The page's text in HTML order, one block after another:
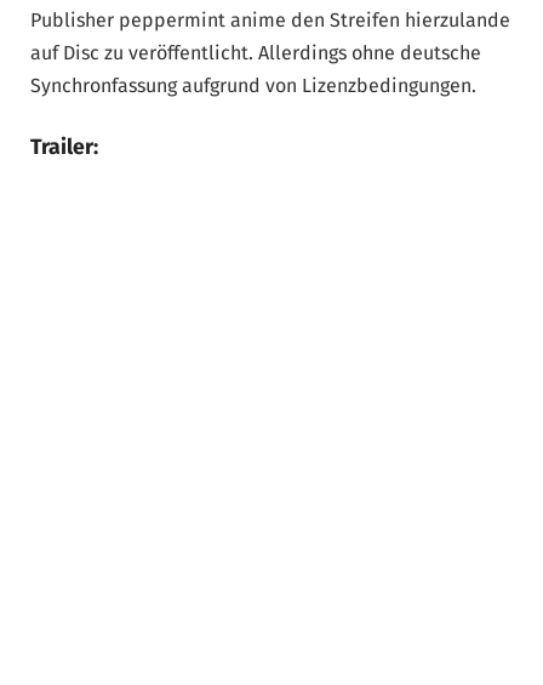
Publisher peppermint anime den Streifen hierzulande
auf Disc zu veröffentlicht. Allerdings ohne deutsche
Synchronfassung aufgrund von Lizenzbedingungen.
Trailer: